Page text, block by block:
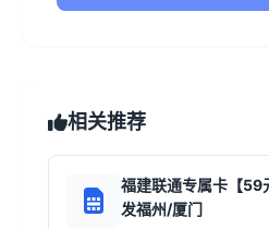
相关推荐
福建联通专属卡【
发福州/厦门